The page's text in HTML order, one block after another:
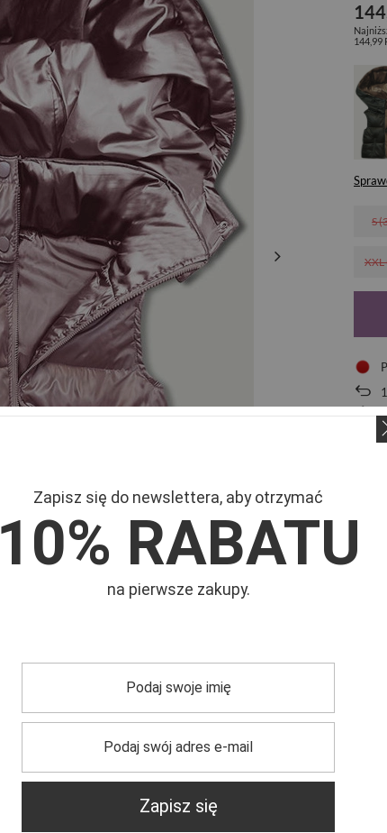
144,99
S
XXL
pomocy? Masz pytania?
Zapisz się do newslettera, aby otrzymać
10% RABATU
na pierwsze zakupy.
Zapisz się